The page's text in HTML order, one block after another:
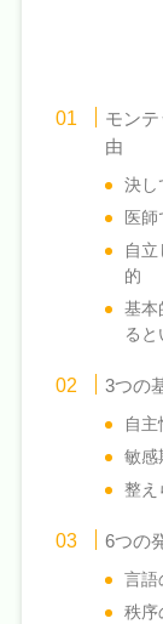
モン
由
決し
医
自
的
基本
ると
3つの
自主
敏感
整え
6つの
言語
秩序